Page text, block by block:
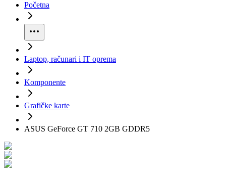
Početna
Laptop, računari i IT oprema
Komponente
Grafičke karte
ASUS GeForce GT 710 2GB GDDR5